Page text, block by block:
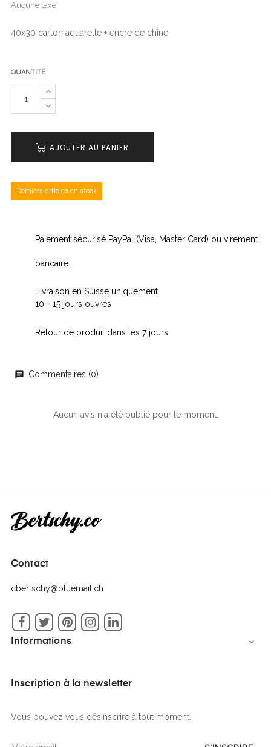
Aucune taxe
40x30 carton aquarelle + encre de chine
QUANTITÉ
AJOUTER AU PANIER
Derniers articles en stock
Paiement sécurisé PayPal (Visa, Master Card) ou virement
bancaire
Livraison en Suisse uniquement
10 - 15 jours ouvrés
Retour de produit dans les 7 jours
chat Commentaires (0)
Aucun avis n'a été publié pour le moment.
Contact
cbertschy@bluemail.ch
Facebook
Twitter PinterestInstagram
Informations

Inscription à la newsletter
Vous pouvez vous désinscrire à tout moment.